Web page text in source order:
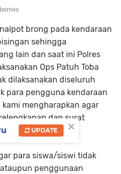
brong pada kendaraan
sehingga
lain dan saat ini Polres
Ops Patuh Toba
dilaksanakan diseluruh
para pengguna kendaraan
mengharapkan agar
dan surat
para siswa/siswi tidak
penggunaan
×
UPDATE